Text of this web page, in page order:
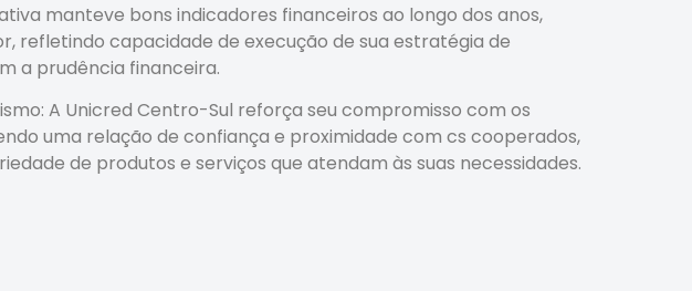
manteve bons indicadores financeiros ao longo dos anos,
refletindo capacidade de execução de sua estratégia de
a prudência financeira.
A Unicred Centro-Sul reforça seu compromisso com os
uma relação de confiança e proximidade com cs cooperados,
de produtos e serviços que atendam às suas necessidades.